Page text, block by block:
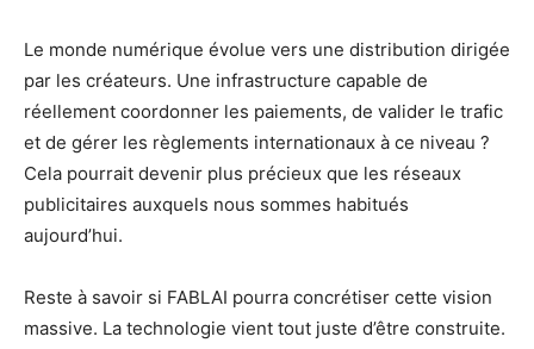
Le monde numérique évolue vers une distribution dirigée
par les créateurs. Une infrastructure capable de
réellement coordonner les paiements, de valider le trafic
et de gérer les règlements internationaux à ce niveau ?
Cela pourrait devenir plus précieux que les réseaux
publicitaires auxquels nous sommes habitués
aujourd’hui.
Reste à savoir si FABLAI pourra concrétiser cette vision
massive. La technologie vient tout juste d’être construite.